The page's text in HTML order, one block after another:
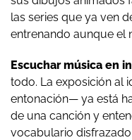
las series que ya ven
entrenando aunque el
Escuchar música en
todo. La exposición al
entonación— ya está
de una canción y
vocabulario